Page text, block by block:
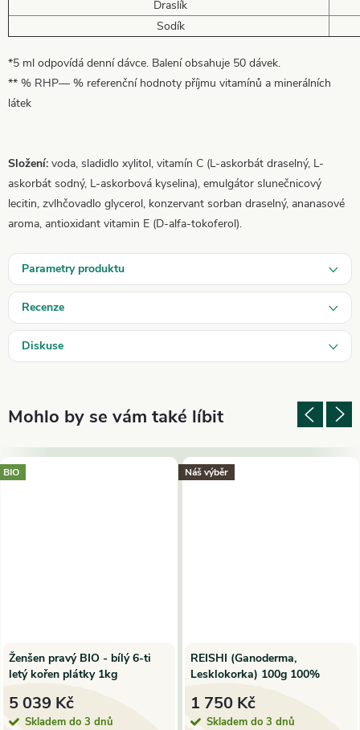
Draslík
Sodík
*5 ml odpovídá denní dávce. Balení obsahuje 50 dávek.
** % RHP— % referenční hodnoty příjmu vitamínů a minerálních
látek
Složení: voda, sladidlo xylitol, vitamín C (L-askorbát draselný, L-
askorbát sodný, L-askorbová kyselina), emulgátor slunečnicový
lecitin, zvlhčovadlo glycerol, konzervant sorban draselný, ananasové
aroma, antioxidant vitamin E (D-alfa-tokoferol).
Parametry produktu
Recenze
Diskuse
BIO
Ženšen pravý BIO - bílý 6-ti
letý kořen plátky 1kg
5 039 Kč
Skladem do 3 dnů
Náš výběr
REISHI (Ganoderma,
Lesklokorka) 100g 100%
1 750 Kč
Skladem do 3 dnů